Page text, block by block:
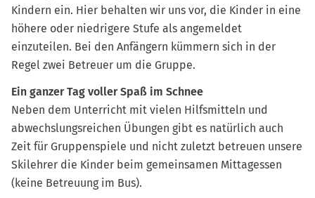
Kindern ein. Hier behalten wir uns vor, die Kinder in eine
höhere oder niedrigere Stufe als angemeldet
einzuteilen. Bei den Anfängern kümmern sich in der
Regel zwei Betreuer um die Gruppe.
Ein ganzer Tag voller Spaß im Schnee
Neben dem Unterricht mit vielen Hilfsmitteln und
abwechslungsreichen Übungen gibt es natürlich auch
Zeit für Gruppenspiele und nicht zuletzt betreuen unsere
Skilehrer die Kinder beim gemeinsamen Mittagessen
(keine Betreuung im Bus).